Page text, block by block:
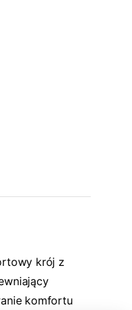
krój z
komfortu